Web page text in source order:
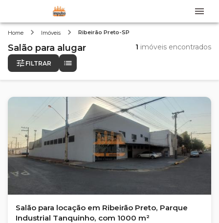
Home Imóveis Ribeirão Preto-SP
Salão para alugar 1 imóveis encontrados
FILTRAR
Salão para locação em Ribeirão Preto, Parque
Industrial Tanquinho, com 1000 m²